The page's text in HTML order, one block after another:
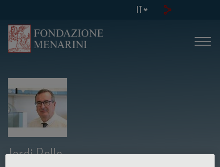
IT
Jordi Rello